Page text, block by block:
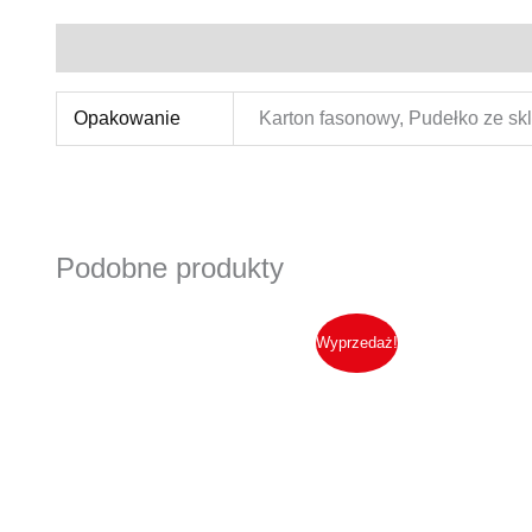
Opakowanie Karton fasonowy, Pudełko ze
Podobne produkty
Wyprzedaż!
Ten
produkt
ma